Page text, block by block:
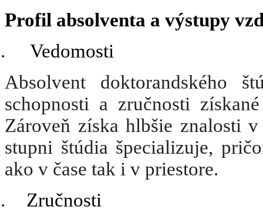
Profil absolventa a výstupy
Vedomosti
Absolvent doktorandského
schopnosti a zručnosti
Zároveň získa hlbšie znalosti
stupni štúdia špecializuje,
ako v čase tak i v priestore.
Zručnosti